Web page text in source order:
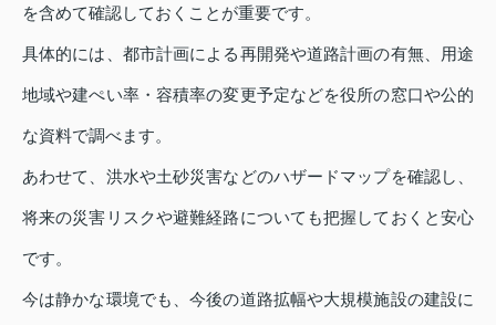
を含めて確認しておくことが重要です。
具体的には、都市計画による再開発や道路計画の有無、用途
地域や建ぺい率・容積率の変更予定などを役所の窓口や公的
な資料で調べます。
あわせて、洪水や土砂災害などのハザードマップを確認し、
将来の災害リスクや避難経路についても把握しておくと安心
です。
今は静かな環境でも、今後の道路拡幅や大規模施設の建設に